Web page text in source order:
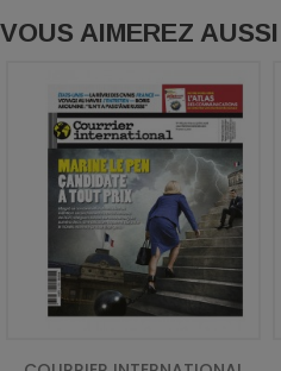
VOUS AIMEREZ AUSSI